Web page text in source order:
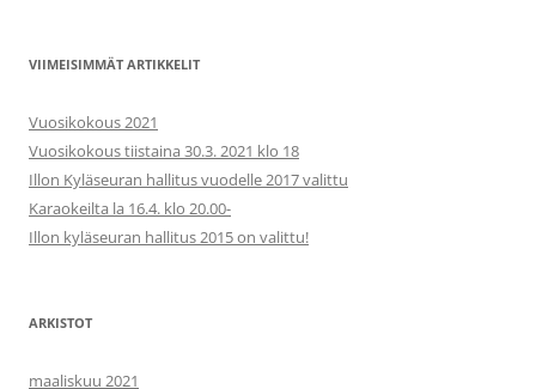
VIIMEISIMMÄT ARTIKKELIT
Vuosikokous 2021
Vuosikokous tiistaina 30.3. 2021 klo 18
Illon Kyläseuran hallitus vuodelle 2017 valittu
Karaokeilta la 16.4. klo 20.00-
Illon kyläseuran hallitus 2015 on valittu!
ARKISTOT
maaliskuu 2021